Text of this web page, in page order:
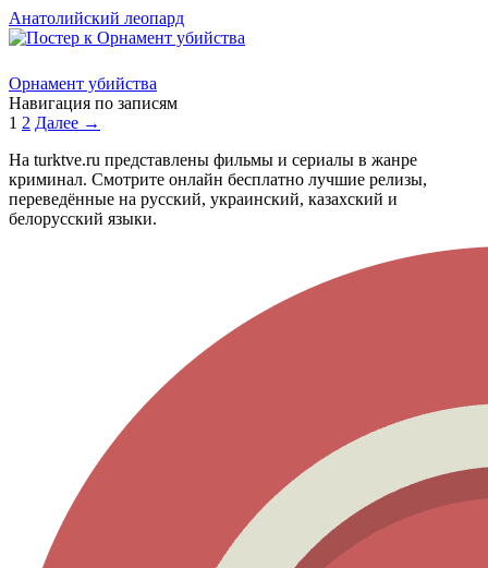
Анатолийский леопард
Орнамент убийства
Навигация по записям
1 2 Далее →
На turktve.ru представлены фильмы и сериалы в жанре
криминал. Смотрите онлайн бесплатно лучшие релизы,
переведённые на русский, украинский, казахский и
белорусский языки.